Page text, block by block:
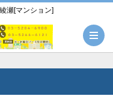
瀬[マンション]